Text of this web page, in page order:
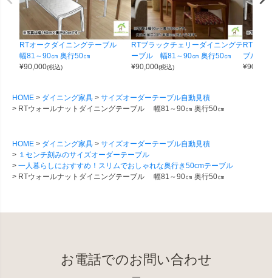
RTオークダイニングテーブル
幅81～90㎝ 奥行50㎝
¥90,000(税込)
RTブラックチェリーダイニングテ
ーブル 幅81～90㎝ 奥行50㎝
¥90,000(税込)
RTウォ
ブル 幅
¥90,000
HOME ダイニング家具
サイズオーダーテーブル自動見積
RTウォールナットダイニングテーブル 幅81～90㎝ 奥行50㎝
HOME ダイニング家具
サイズオーダーテーブル自動見積
１センチ刻みのサイズオーダーテーブル
一人暮らしにおすすめ！スリムでおしゃれな奥行き50cmテーブル
RTウォールナットダイニングテーブル 幅81～90㎝ 奥行50㎝
お電話でのお問い合わせ